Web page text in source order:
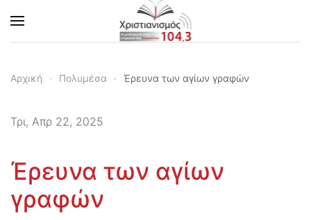
Skip to main content
Αρχική Πολυμέσα Έρευνα των αγίων γραφών
Τρι, Απρ 22, 2025
Έρευνα των αγίων
γραφών